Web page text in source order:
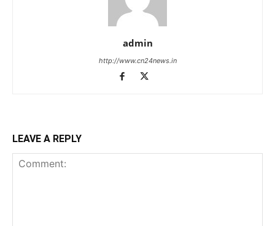
admin
http://www.cn24news.in
LEAVE A REPLY